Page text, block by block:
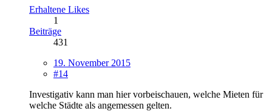
Erhaltene Likes
1
Beiträge
431
19. November 2015
#14
Investigativ kann man hier vorbeischauen, welche Mieten für
welche Städte als angemessen gelten.